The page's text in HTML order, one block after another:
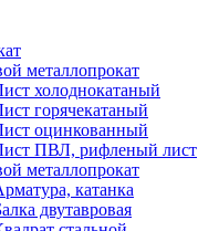
металлопрокат
холоднокатаный
горячекатаный
оцинкованный
ПВЛ, рифленый лист
металлопрокат
катанка
двутавровая